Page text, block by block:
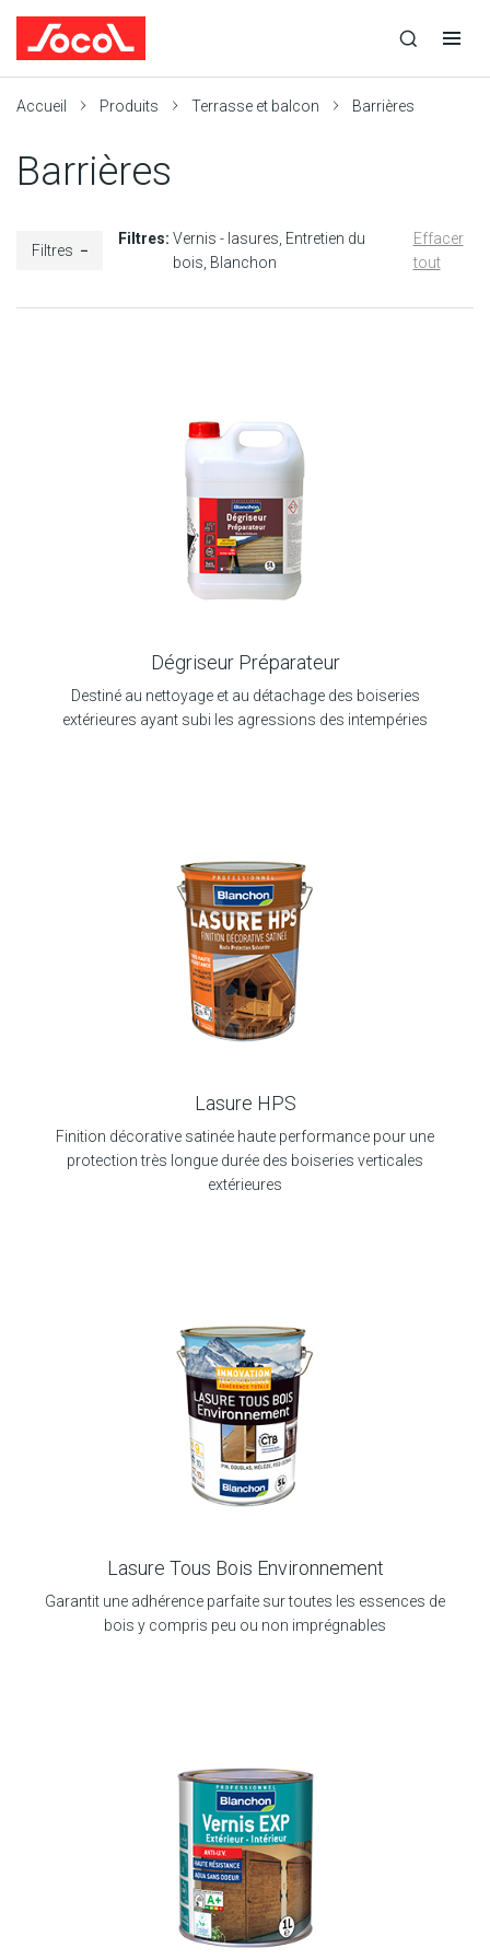
recherche
recherche
navigation
Accueil Produits Terrasse et balcon Barrières
Barrières
Filtres
Filtres:Vernis - lasures Entretien du
bois Blanchon
Effacer
tout
Dégriseur Préparateur
Destiné au nettoyage et au détachage des boiseries
extérieures ayant subi les agressions des intempéries
Lasure HPS
Finition décorative satinée haute performance pour une
protection très longue durée des boiseries verticales
extérieures
Lasure Tous Bois Environnement
Garantit une adhérence parfaite sur toutes les essences de
bois y compris peu ou non imprégnables